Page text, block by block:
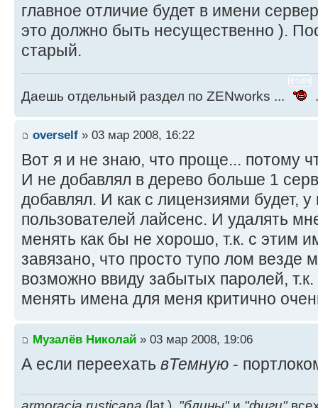
главное отличие будет в имени
это должно быть несущественно ).
старый.
Даешь отдельный раздел по ZENworks ...
overself » 03 мар 2008, 16:22
Вот я и не знаю, что проще... потому
И не добавлял в дерево больше 1
добавлял. И как с лицензиями будет,
пользователей лайсенс. И удалять
менять как бы не хорошо, т.к. с этим
завязано, что просто тупо лом везде
возможно ввиду забытых паролей,
менять имена для меня критично
Музалёв Николай » 03 мар 2008, 19:06
А если переехать вТемную -